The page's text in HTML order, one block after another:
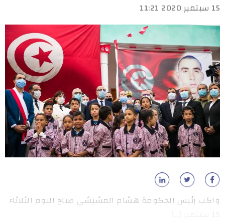
15 سبتمبر 2020 11:21
واكب رئيس الحكومة هشام المشيشي صباح اليوم الثلاثاء